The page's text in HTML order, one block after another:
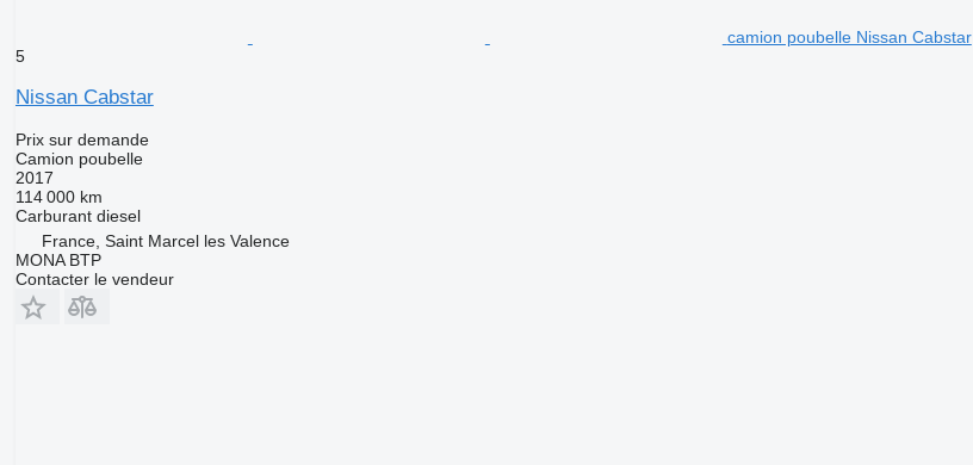
camion poubelle Nissan Cabstar
5
Nissan Cabstar
Prix sur demande
Camion poubelle
2017
114 000 km
Carburant diesel
France, Saint Marcel les Valence
MONA BTP
Contacter le vendeur